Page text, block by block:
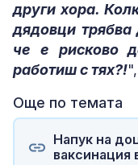
други хора.
дядовци трябва
че е рисково
работиш с тях?!
Още по темата
Напук на
ваксинация